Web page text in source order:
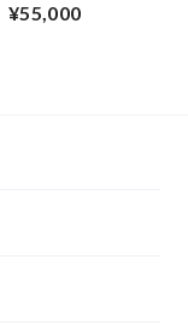
JACKET
¥55,000